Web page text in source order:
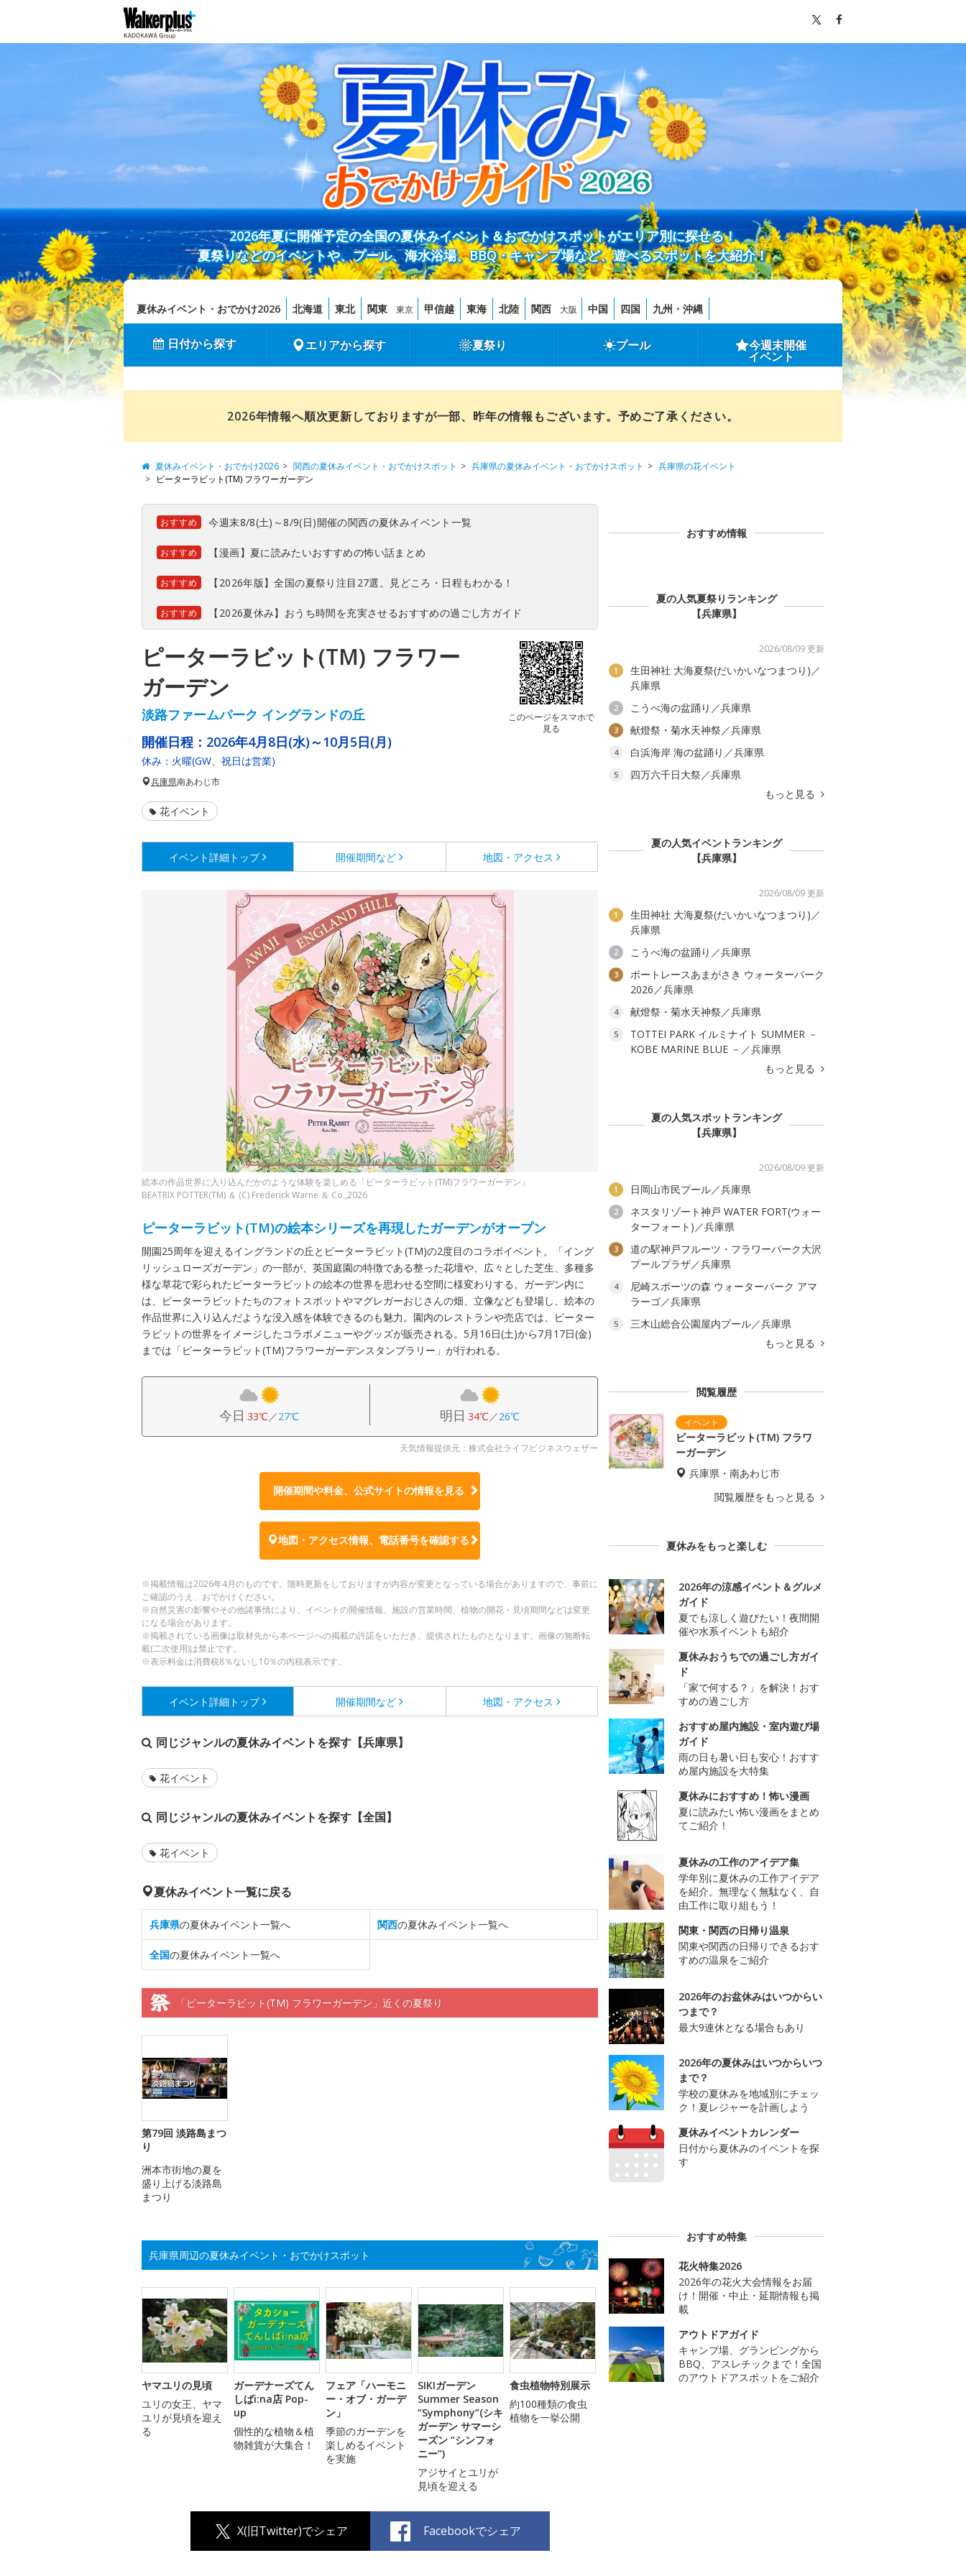
2026年夏に開催予定の全国の夏休みイベント＆おでかけスポットがエリア別に探せる！
夏祭りなどのイベントや、プール、海水浴場、BBQ・キャンプ場など、遊べるスポットを大紹介！
夏休みイベント・おでかけ2026 北海道 東北 関東 東京 甲信越 東海 北陸 関西 大阪 中国 四国 九州・沖縄
日付から探す エリアから探す 夏祭り プール 今週末開催
イベント
2026年情報へ順次更新しておりますが一部、昨年の情報もございます。予めご了承ください。
夏休みイベント・おでかけ2026 関西の夏休みイベント・おでかけスポット 兵庫県の夏休みイベント・おでかけスポット
兵庫県の花イベント
ピーターラビット(TM) フラワーガーデン
おすすめ 今週末8/8(土)～8/9(日)開催の関西の夏休みイベント一覧
おすすめ 【漫画】夏に読みたいおすすめの怖い話まとめ
おすすめ 【2026年版】全国の夏祭り注目27選。見どころ・日程もわかる！
おすすめ 【2026夏休み】おうち時間を充実させるおすすめの過ごし方ガイド
ピーターラビット(TM) フラワー
ガーデン
淡路ファームパーク イングランドの丘
このページをスマホで
見る
開催日程： 2026年4月8日(水)～10月5日(月)
休み：火曜(GW、祝日は営業)
兵庫県南あわじ市
花イベント
イベント詳細 トップ 開催期間など 地図・アクセス
絵本の作品世界に入り込んだかのような体験を楽しめる「ピーターラビット(TM)フラワーガーデン」
BEATRIX POTTER(TM) ＆ (C) Frederick Warne ＆ Co.,2026
ピーターラビット(TM)の絵本シリーズを再現したガーデンがオープン
開園25周年を迎えるイングランドの丘とピーターラビット(TM)の2度目のコラボイベント。「イング
リッシュローズガーデン」の一部が、英国庭園の特徴である整った花壇や、広々とした芝生、多種多
様な草花で彩られたピーターラビットの絵本の世界を思わせる空間に様変わりする。ガーデン内に
は、ピーターラビットたちのフォトスポットやマグレガーおじさんの畑、立像なども登場し、絵本の
作品世界に入り込んだような没入感を体験できるのも魅力。園内のレストランや売店では、ピーター
ラビットの世界をイメージしたコラボメニューやグッズが販売される。5月16日(土)から7月17日(金)
までは「ピーターラビット(TM)フラワーガーデンスタンプラリー」が行われる。
今日 33℃／27℃ 明日 34℃／26℃
天気情報提供元：株式会社ライフビジネスウェザー
開催期間や料金、公式サイトの情報を見る
地図・アクセス情報、電話番号を確認する
※掲載情報は2026年4月のものです。随時更新をしておりますが内容が変更となっている場合がありますので、事前に
ご確認のうえ、おでかけください。
※自然災害の影響やその他諸事情により、イベントの開催情報、施設の営業時間、植物の開花・見頃期間などは変更
になる場合があります。
※掲載されている画像は取材先から本ページへの掲載の許諾をいただき、提供されたものとなります。画像の無断転
載(二次使用)は禁止です。
※表示料金は消費税8％ないし10％の内税表示です。
イベント詳細 トップ 開催期間など 地図・アクセス
同じジャンルの夏休みイベントを探す【兵庫県】
花イベント
同じジャンルの夏休みイベントを探す【全国】
花イベント
夏休みイベント一覧に戻る
兵庫県の夏休みイベント一覧へ 関西の夏休みイベント一覧へ
全国の夏休みイベント一覧へ
「ピーターラビット(TM) フラワーガーデン」近くの夏祭り
第79回 淡路島まつ
り
洲本市街地の夏を
盛り上げる淡路島
まつり
兵庫県周辺の夏休みイベント・おでかけスポット
ヤマユリの見頃
ユリの女王、ヤマ
ユリが見頃を迎え
る
ガーデナーズてん
しばi:na店 Pop-
up
個性的な植物＆植
物雑貨が大集合！
フェア「ハーモニ
ー・オブ・ガーデ
ン」
季節のガーデンを
楽しめるイベント
を実施
SIKIガーデン
Summer Season
“Symphony”(シキ
ガーデン サマーシ
ーズン “シンフォ
ニー”)
アジサイとユリが
見頃を迎える
食虫植物特別展示
約100種類の食虫
植物を一挙公開
X(旧Twitter)でシェア Facebookでシェア
おすすめ情報
夏の人気夏祭りランキング
【兵庫県】
2026/08/09 更新
1
生田神社 大海夏祭(だいかいなつまつり)／
兵庫県
2 こうべ海の盆踊り／兵庫県
3 献燈祭・菊水天神祭／兵庫県
4 白浜海岸 海の盆踊り／兵庫県
5
四万六千日大祭／兵庫県
もっと見る
夏の人気イベントランキング
【兵庫県】
2026/08/09 更新
1
生田神社 大海夏祭(だいかいなつまつり)／
兵庫県
2 こうべ海の盆踊り／兵庫県
3
ボートレースあまがさき ウォーターパーク
2026／兵庫県
4 献燈祭・菊水天神祭／兵庫県
5
TOTTEI PARK イルミナイト SUMMER －
KOBE MARINE BLUE －／兵庫県
もっと見る
夏の人気スポットランキング
【兵庫県】
2026/08/09 更新
1 日岡山市民プール／兵庫県
2
ネスタリゾート神戸 WATER FORT(ウォー
ターフォート)／兵庫県
3
道の駅神戸フルーツ・フラワーパーク大沢
プールプラザ／兵庫県
4
尼崎スポーツの森 ウォーターパーク アマ
ラーゴ／兵庫県
5
三木山総合公園屋内プール／兵庫県
もっと見る
閲覧履歴
ピーターラビット(TM) フラワ
ーガーデン
兵庫県・南あわじ市
閲覧履歴をもっと見る
夏休みをもっと楽しむ
2026年の涼感イベント＆グルメ
ガイド
夏でも涼しく遊びたい！夜間開
催や水系イベントも紹介
夏休みおうちでの過ごし方ガイ
ド
「家で何する？」を解決！おす
すめの過ごし方
おすすめ屋内施設・室内遊び場
ガイド
雨の日も暑い日も安心！おすす
め屋内施設を大特集
夏休みにおすすめ！怖い漫画
夏に読みたい怖い漫画をまとめ
てご紹介！
夏休みの工作のアイデア集
学年別に夏休みの工作アイデア
を紹介。無理なく無駄なく、自
由工作に取り組もう！
関東・関西の日帰り温泉
関東や関西の日帰りできるおす
すめの温泉をご紹介
2026年のお盆休みはいつからい
つまで？
最大9連休となる場合もあり
2026年の夏休みはいつからいつ
まで？
学校の夏休みを地域別にチェッ
ク！夏レジャーを計画しよう
夏休みイベントカレンダー
日付から夏休みのイベントを探
す
おすすめ特集
花火特集2026
2026年の花火大会情報をお届
け！開催・中止・延期情報も掲
載
アウトドアガイド
キャンプ場、グランピングから
BBQ、アスレチックまで！全国
のアウトドアスポットをご紹介